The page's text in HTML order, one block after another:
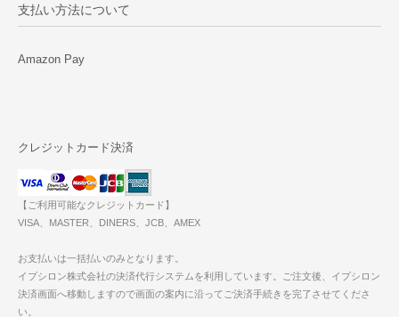
支払い方法について
Amazon Pay
クレジットカード決済
【ご利用可能なクレジットカード】
VISA、MASTER、DINERS、JCB、AMEX
お支払いは一括払いのみとなります。
イプシロン株式会社の決済代行システムを利用しています。ご注文後、イプシロン
決済画面へ移動しますので画面の案内に沿ってご決済手続きを完了させてくださ
い。